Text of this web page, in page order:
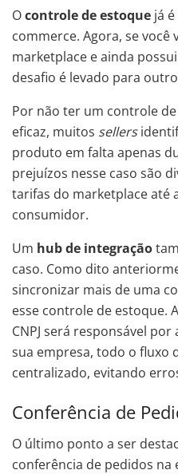
Ocontrole de estoque já
commerce. Agora, se você
marketplace e ainda
desafio é levado para
Por não ter um controle
eficaz, muitos sellers
produto em falta apenas
prejuízos nesse caso são
tarifas do marketplace até
consumidor.
Um hub de integração
caso. Como dito
sincronizar mais de uma
esse controle de estoque.
CNPJ será responsável
sua empresa, todo o fluxo
centralizado, evitando
Conferência de
O último ponto a ser
conferência de pedidos na